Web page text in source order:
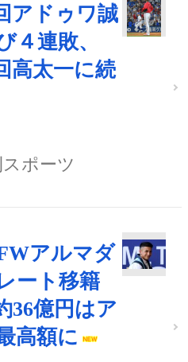
アドゥワ誠
４連敗、
高太一に続
スポーツ
アルマダ
ート移籍
36億円はア
高額に